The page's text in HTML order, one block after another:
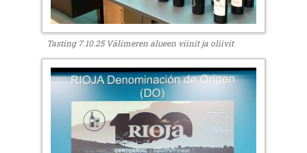
Tasting 7.10.25 Välimeren alueen viinit ja oliivit